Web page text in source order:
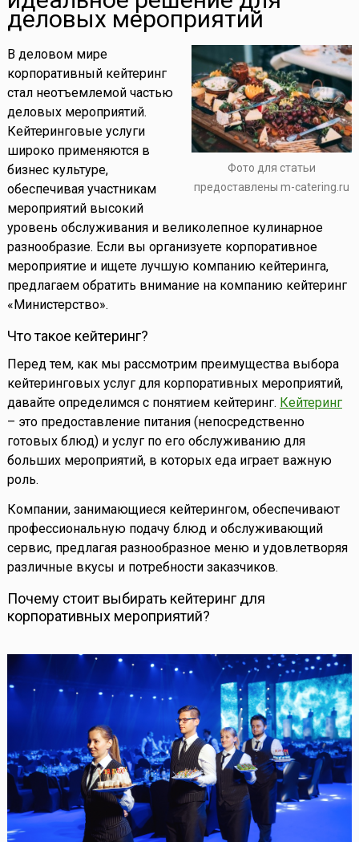
деловых мероприятий
Фото для статьи
предоставлены m-catering.ru
В деловом мире
корпоративный кейтеринг
стал неотъемлемой частью
деловых мероприятий.
Кейтеринговые услуги
широко применяются в
бизнес культуре,
обеспечивая участникам
мероприятий высокий
уровень обслуживания и великолепное кулинарное
разнообразие. Если вы организуете корпоративное
мероприятие и ищете лучшую компанию кейтеринга,
предлагаем обратить внимание на компанию кейтеринг
«Министерство».
Что такое кейтеринг?
Перед тем, как мы рассмотрим преимущества выбора
кейтеринговых услуг для корпоративных мероприятий,
давайте определимся с понятием кейтеринг. Кейтеринг
– это предоставление питания (непосредственно
готовых блюд) и услуг по его обслуживанию для
больших мероприятий, в которых еда играет важную
роль.
Компании, занимающиеся кейтерингом, обеспечивают
профессиональную подачу блюд и обслуживающий
сервис, предлагая разнообразное меню и удовлетворяя
различные вкусы и потребности заказчиков.
Почему стоит выбирать кейтеринг для
корпоративных мероприятий?